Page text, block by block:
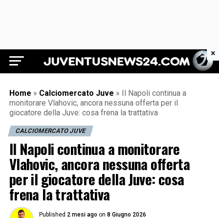
Juventus News 24
Home » Calciomercato Juve » Il Napoli continua a
monitorare Vlahovic, ancora nessuna offerta per il
giocatore della Juve: cosa frena la trattativa
CALCIOMERCATO JUVE
Il Napoli continua a monitorare
Vlahovic, ancora nessuna offerta
per il giocatore della Juve: cosa
frena la trattativa
Published 2 mesi ago on 8 Giugno 2026
×